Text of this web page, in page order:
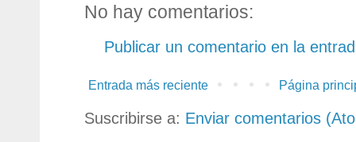
No hay comentarios:
Publicar un comentario en la
Entrada más reciente Página
Suscribirse a: Enviar comentarios